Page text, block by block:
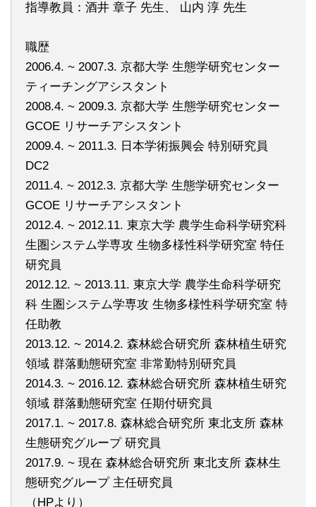
指導教員：酒井 章子 先生、 山内 淳 先生
職歴
2006.4. ~ 2007.3. 京都大学 生態学研究センター
ティーチングアシスタント
2008.4. ~ 2009.3. 京都大学 生態学研究センター
GCOE リサーチアシスタント
2009.4. ~ 2011.3. 日本学術振興会 特別研究員
DC2
2011.4. ~ 2012.3. 京都大学 生態学研究センター
GCOE リサーチアシスタント
2012.4. ~ 2012.11. 東京大学 農学生命科学研究科
生圏システム学専攻 生物多様性科学研究室 特任
研究員
2012.12. ~ 2013.11. 東京大学 農学生命科学研究
科 生圏システム学専攻 生物多様性科学研究室 特
任助教
2013.12. ~ 2014.2. 森林総合研究所 森林植生研究
領域 群落動態研究室 非常勤特別研究員
2014.3. ~ 2016.12. 森林総合研究所 森林植生研究
領域 群落動態研究室 任期付研究員
2017.1. ~ 2017.8. 森林総合研究所 東北支所 森林
生態研究グループ 研究員
2017.9. ~ 現在 森林総合研究所 東北支所 森林生
態研究グループ 主任研究員
（HPより）